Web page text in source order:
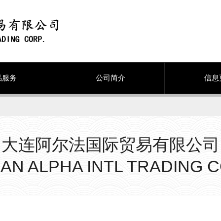
服务 公司简介 信息
大连阿尔法国际贸易有限公司
ALPHA INTL TRADING